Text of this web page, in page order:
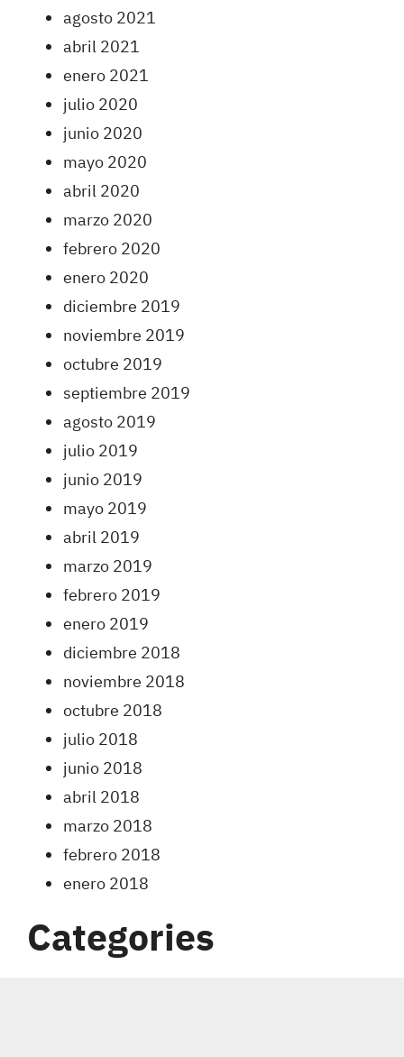
agosto 2021
abril 2021
enero 2021
julio 2020
junio 2020
mayo 2020
abril 2020
marzo 2020
febrero 2020
enero 2020
diciembre 2019
noviembre 2019
octubre 2019
septiembre 2019
agosto 2019
julio 2019
junio 2019
mayo 2019
abril 2019
marzo 2019
febrero 2019
enero 2019
diciembre 2018
noviembre 2018
octubre 2018
julio 2018
junio 2018
abril 2018
marzo 2018
febrero 2018
enero 2018
Categories